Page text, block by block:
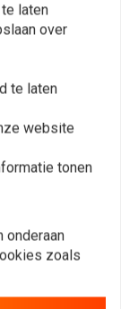
Verlanglijst
laten
over
te laten
website
tonen
onderaan
zoals